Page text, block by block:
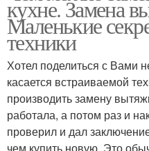
кухне. Замена
Маленькие
техники
Хотел поделиться с Вами
касается встраиваемой
производить замену
работала, а потом раз и
проверил и дал